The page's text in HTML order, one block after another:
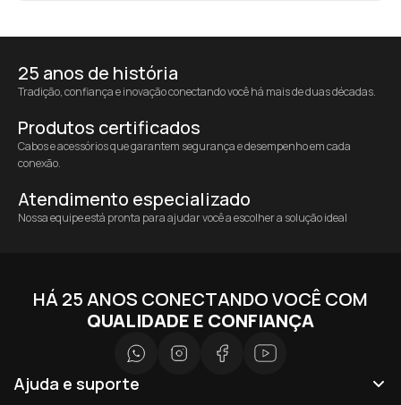
25 anos de história
Tradição, confiança e inovação conectando você há mais de duas décadas.
Produtos certificados
Cabos e acessórios que garantem segurança e desempenho em cada
conexão.
Atendimento especializado
Nossa equipe está pronta para ajudar você a escolher a solução ideal
HÁ 25 ANOS CONECTANDO VOCÊ COM
QUALIDADE E CONFIANÇA
Ajuda e suporte